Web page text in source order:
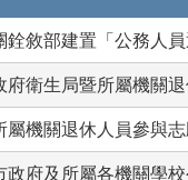
銓敘部建置「公務人
府衛生局暨所屬機關
屬機關退休人員參與
政府及所屬各機關學